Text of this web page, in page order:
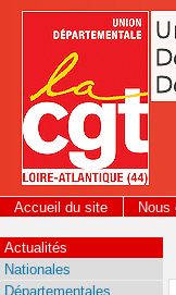
Panneau de gestion des
Accueil du site Nous
Actualités
Nationales
Départementales